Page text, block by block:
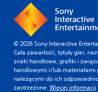
© 2026 Sony Interactive
Cała zawartość, tytuły gier,
znaki handlowe, grafiki i
handlowymi i/lub
należącymi do ich
zastrzeżone.Więcej informacji